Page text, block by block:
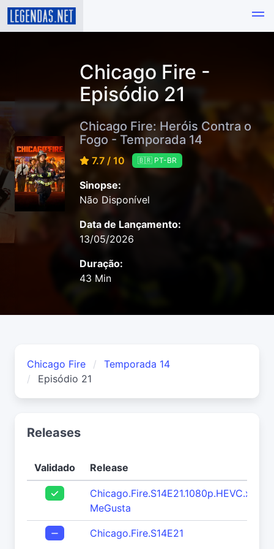
Chicago Fire -
Episódio 21
Chicago Fire: Heróis Contra o
Fogo - Temporada 14
7.7 / 10 🇧🇷 PT-BR
Sinopse:
Não Disponível
Data de Lançamento:
13/05/2026
Duração:
43 Min
Chicago Fire
Temporada 14
Episódio 21
Releases
Validado Release
Chicago.Fire.S14E21.1080p.HEVC.x265-
MeGusta
Chicago.Fire.S14E21